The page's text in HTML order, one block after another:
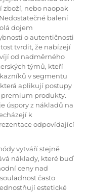
zboží, nebo naopak
balení
dojem
o autentičnosti
tvrdit, že nabízejí
od nadměrného
týmů, kteří
v segmentu
aplikují postupy
premium produkty.
úspory z nákladů na
k
odpovídající
vytváří stejně
náklady, které buď
ceny nad
často
estetické